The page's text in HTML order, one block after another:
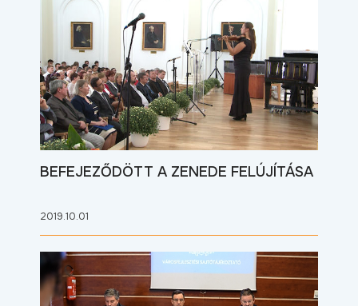
BEFEJEZŐDÖTT A ZENEDE FELÚJÍTÁSA
2019.10.01